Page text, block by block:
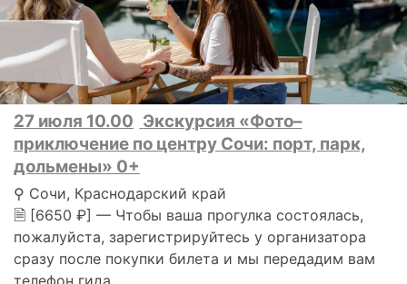
27 июля 10.00 Экскурсия «Фото–
приключение по центру Сочи: порт, парк,
дольмены» 0+
⚲ Сочи, Краснодарский край
🗎 [6650 ₽] — Чтобы ваша прогулка состоялась,
пожалуйста, зарегистрируйтесь у организатора
сразу после покупки билета и мы передадим вам
телефон гида..